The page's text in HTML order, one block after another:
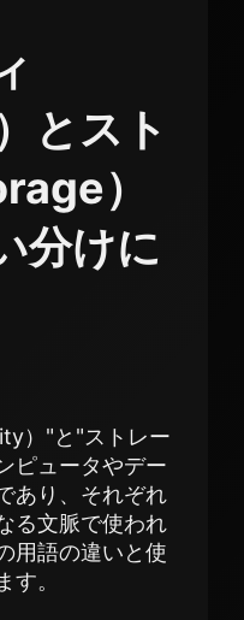
とスト
）
分けに
）"と"ストレー
ピュータやデー
あり、それぞれ
る文脈で使われ
用語の違いと使
す。